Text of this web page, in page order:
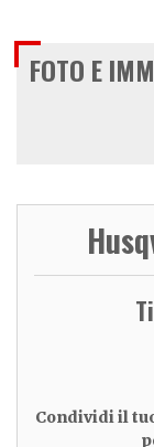
FOTO E
Condividi il